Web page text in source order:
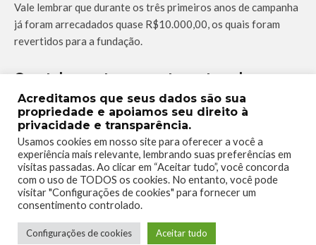
Vale lembrar que durante os três primeiros anos de campanha
já foram arrecadados quase R$10.000,00, os quais foram
revertidos para a fundação.
Que tal a gente aumentar este valor e
contribuir ainda mais com a inclusão
destes jogadores especiais!
TAGS
ABLEGAMERS CHARITY ABLEGAMERSBR
SOEVERYONECANPLAY
Acreditamos que seus dados são sua
propriedade e apoiamos seu direito à
privacidade e transparência.
Usamos cookies em nosso site para oferecer a você a
experiência mais relevante, lembrando suas preferências em
visitas passadas. Ao clicar em “Aceitar tudo”, você concorda
com o uso de TODOS os cookies. No entanto, você pode
visitar "Configurações de cookies" para fornecer um
consentimento controlado.
Configurações de cookies Aceitar tudo